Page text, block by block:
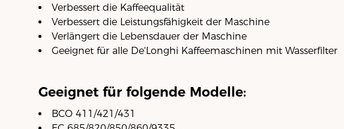
Verbessert die Kaffeequalität
Verbessert die Leistungsfähigkeit der Maschine
Verlängert die Lebensdauer der Maschine
Geeignet für alle De'Longhi Kaffeemaschinen mit Wasserfilter
Geeignet für folgende Modelle:
BCO 411/421/431